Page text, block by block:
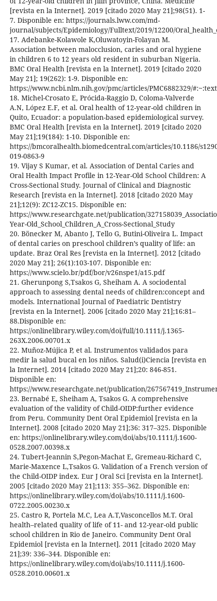
[revista en la Internet]. 2019 [citado 2020 May 21];98(51). 1-
7. Disponible en: https://journals.lww.com/md-
journal/subjects/Epidemiology/Fulltext/2019/12200/
17. Adebanke-Kolawole K,Oluwatoyin-Folayan M.
Association between malocclusion, caries and oral hygiene
in children 6 to 12 years old resident in suburban Nigeria.
BMC Oral Health [revista en la Internet]. 2019 [citado 2020
May 21]; 19(262): 1-9. Disponible en:
https://www.ncbi.nlm.nih.gov/pmc/articles/PMC6882329/
18. Michel-Crosato E, Prócida-Raggio D, Coloma-Valverde
A.N, López E.F, et al. Oral health of 12-year-old children in
Quito, Ecuador: a population-based epidemiological survey.
BMC Oral Health [revista en la Internet]. 2019 [citado 2020
May 21];19(184): 1-10. Disponible en:
https://bmcoralhealth.biomedcentral.com/articles/10.1186/
019-0863-9
19. Vijay S Kumar, et al. Association of Dental Caries and
Oral Health Impact Profile in 12-Year-Old School Children: A
Cross-Sectional Study. Journal of Clinical and Diagnostic
Research [revista en la Internet]. 2018 [citado 2020 May
21];12(9): ZC12-ZC15. Disponible en:
https://www.researchgate.net/publication/
Year-Old_School_Children_A_Cross-Sectional_Study
20. Bönecker M, Abanto J, Tello G, Butini-Oliveira L. Impact
of dental caries on preschool children’s quality of life: an
update. Braz Oral Res [revista en la Internet]. 2012 [citado
2020 May 21]; 26(1):103-107. Disponible en:
https://www.scielo.br/pdf/bor/v26nspe1/a15.pdf
21. Gherunpong S,Tsakos G, Sheiham A. A sociodental
approach to assessing dental needs of children:concept and
models. International Journal of Paediatric Dentistry
[revista en la Internet]. 2006 [citado 2020 May 21];16:81–
88.Disponible en:
https://onlinelibrary.wiley.com/doi/full/10.1111/j.1365-
263X.2006.00701.x
22. Muñoz-Mújica P, et al. Instrumentos validados para
medir la salud bucal en los niños. Salud(i)Ciencia [revista en
la Internet]. 2014 [citado 2020 May 21];20: 846-851.
Disponible en:
https://www.researchgate.net/publication/
23. Bernabé E, Sheiham A, Tsakos G. A comprehensive
evaluation of the validity of Child-OIDP:further evidence
from Peru. Community Dent Oral Epidemiol [revista en la
Internet]. 2008 [citado 2020 May 21];36: 317–325. Disponible
en: https://onlinelibrary.wiley.com/doi/abs/10.1111/j.1600-
0528.2007.00398.x
24. Tubert-Jeannin S,Pegon-Machat E, Gremeau-Richard C,
Marie-Maxence L,Tsakos G. Validation of a French version of
the Child-OIDP index. Eur J Oral Sci [revista en la Internet].
2005 [citado 2020 May 21];113: 355–362. Disponible en:
https://onlinelibrary.wiley.com/doi/abs/10.1111/j.1600-
0722.2005.00230.x
25. Castro R, Portela M.C, Lea A.T,Vasconcellos M.T. Oral
health–related quality of life of 11- and 12-year-old public
school children in Rio de Janeiro. Community Dent Oral
Epidemiol [revista en la Internet]. 2011 [citado 2020 May
21];39: 336–344. Disponible en:
https://onlinelibrary.wiley.com/doi/abs/10.1111/j.1600-
0528.2010.00601.x